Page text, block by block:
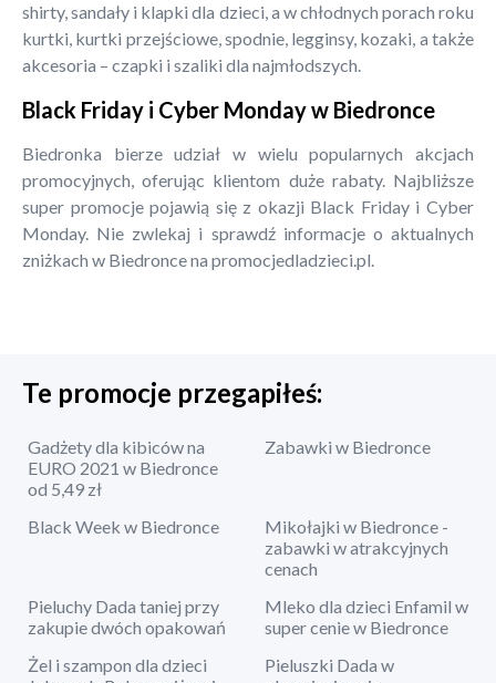
shirty, sandały i klapki dla dzieci, a w chłodnych porach roku
kurtki, kurtki przejściowe, spodnie, legginsy, kozaki, a także
akcesoria – czapki i szaliki dla najmłodszych.
Black Friday i Cyber Monday w Biedronce
Biedronka bierze udział w wielu popularnych akcjach
promocyjnych, oferując klientom duże rabaty. Najbliższe
super promocje pojawią się z okazji Black Friday i Cyber
Monday. Nie zwlekaj i sprawdź informacje o aktualnych
zniżkach w Biedronce na promocjedladzieci.pl.
Te promocje przegapiłeś:
Gadżety dla kibiców na
EURO 2021 w Biedronce
od 5,49 zł
Zabawki w Biedronce
Black Week w Biedronce
Mikołajki w Biedronce -
zabawki w atrakcyjnych
cenach
Pieluchy Dada taniej przy
zakupie dwóch opakowań
Mleko dla dzieci Enfamil w
super cenie w Biedronce
Żel i szampon dla dzieci
Pieluszki Dada w